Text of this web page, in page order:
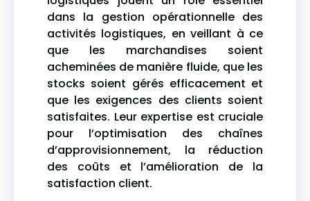
dans la gestion opérationnelle des
activités logistiques, en veillant à ce
que les marchandises soient
acheminées de manière fluide, que les
stocks soient gérés efficacement et
que les exigences des clients soient
satisfaites. Leur expertise est cruciale
pour l’optimisation des chaînes
d’approvisionnement, la réduction
des coûts et l’amélioration de la
satisfaction client.